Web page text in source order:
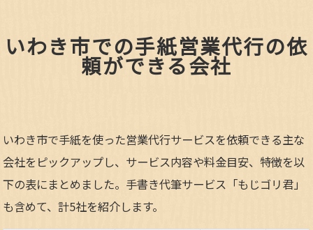
いわき市での手紙営業代行の依
頼ができる会社
いわき市で手紙を使った営業代行サービスを依頼できる主な
会社をピックアップし、サービス内容や料金目安、特徴を以
下の表にまとめました。手書き代筆サービス「もじゴリ君」
も含めて、計5社を紹介します。